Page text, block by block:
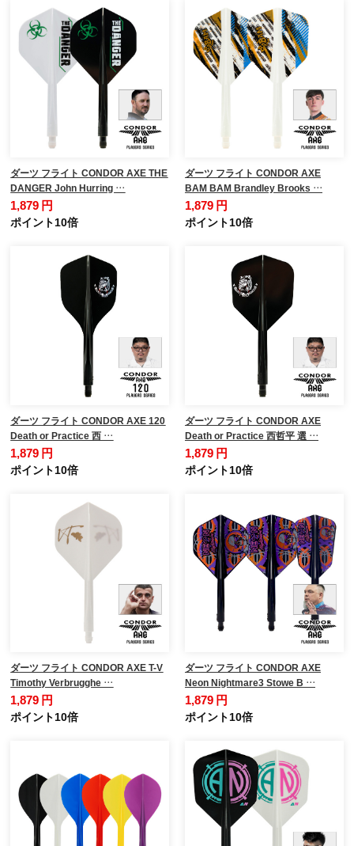
ダーツ フライト CONDOR AXE THE
DANGER John Hurring …
1,879 円
ポイント10倍
ダーツ フライト CONDOR AXE
BAM BAM Brandley Brooks …
1,879 円
ポイント10倍
ダーツ フライト CONDOR AXE 120
Death or Practice 西 …
1,879 円
ポイント10倍
ダーツ フライト CONDOR AXE
Death or Practice 西哲平 選 …
1,879 円
ポイント10倍
ダーツ フライト CONDOR AXE T-V
Timothy Verbrugghe …
1,879 円
ポイント10倍
ダーツ フライト CONDOR AXE
Neon Nightmare3 Stowe B …
1,879 円
ポイント10倍